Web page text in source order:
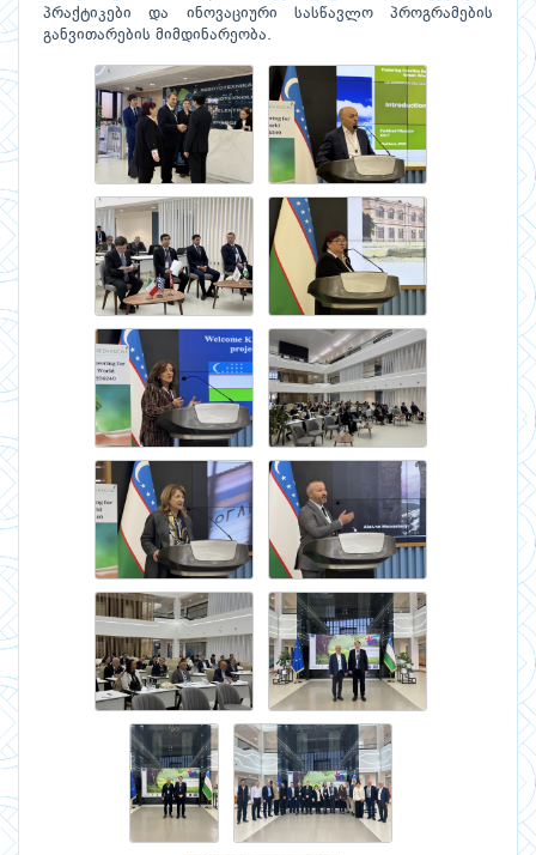
პრაქტიკები და ინოვაციური სასწავლო პროგრამების
განვითარების მიმდინარეობა.